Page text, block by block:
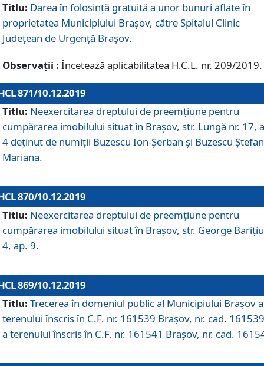
Titlu: Darea în folosinţă gratuită a unor bunuri aflate în
proprietatea Municipiului Braşov, către Spitalul Clinic
Judeţean de Urgenţă Braşov.
Observații : Încetează aplicabilitatea H.C.L. nr. 209/2019.
871/10.12.2019
Titlu: Neexercitarea dreptului de preemţiune pentru
cumpărarea imobilului situat în Braşov, str. Lungă nr. 17,
4 deţinut de numiţii Buzescu Ion-Şerban și Buzescu
Mariana.
870/10.12.2019
Titlu: Neexercitarea dreptului de preemţiune pentru
cumpărarea imobilului situat în Braşov, str. George
4, ap. 9.
869/10.12.2019
Titlu: Trecerea în domeniul public al Municipiului Braşov a
terenului înscris în C.F. nr. 161539 Brașov, nr. cad.
a terenului înscris în C.F. nr. 161541 Brașov, nr. cad.